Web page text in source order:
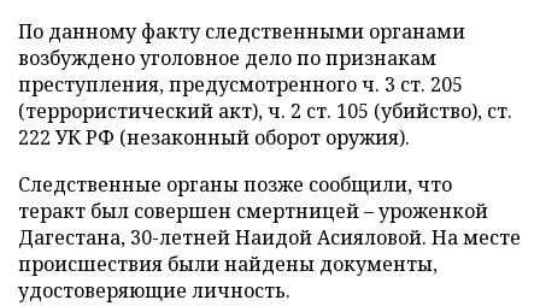
По данному факту следственными органами
возбуждено уголовное дело по признакам
преступления, предусмотренного ч. 3 ст. 205
(террористический акт), ч. 2 ст. 105 (убийство), ст.
222 УК РФ (незаконный оборот оружия).
Следственные органы позже сообщили, что
теракт был совершен смертницей – уроженкой
Дагестана, 30-летней Наидой Асияловой. На месте
происшествия были найдены документы,
удостоверяющие личность.